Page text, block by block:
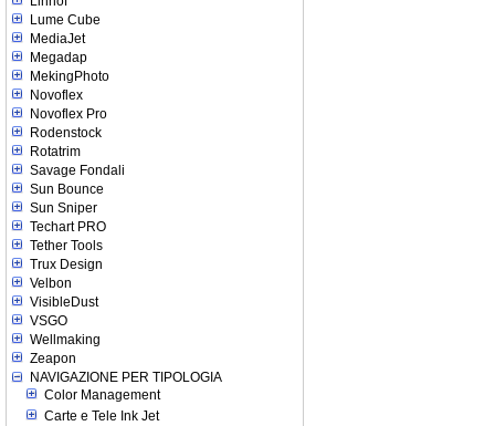
Lume Cube
MediaJet
Megadap
MekingPhoto
Novoflex
Novoflex Pro
Rodenstock
Rotatrim
Savage Fondali
Sun Bounce
Sun Sniper
Techart PRO
Tether Tools
Trux Design
Velbon
VisibleDust
VSGO
Wellmaking
Zeapon
NAVIGAZIONE PER TIPOLOGIA
Color Management
Carte e Tele Ink Jet